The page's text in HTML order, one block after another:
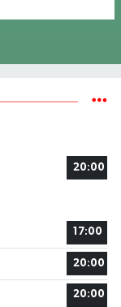
20:00
17:00
20:00
20:00